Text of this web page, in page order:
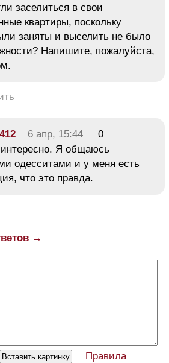
заселиться в свои
квартиры, поскольку
заняты и выселить не было
Напишите, пожалуйста,
6 апр, 15:44
0
Я общаюсь
одесситами и у меня есть
что это правда.
→
Правила